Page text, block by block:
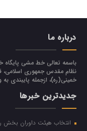
درباره ما
باسمه تعالی خط مشی پایگاه
نظام مقدس جمهوري اسلامي،
خميني(ره)، ازجمله پایبندی
جدیدترین خبرها
انتخاب هیئت داوران بخش